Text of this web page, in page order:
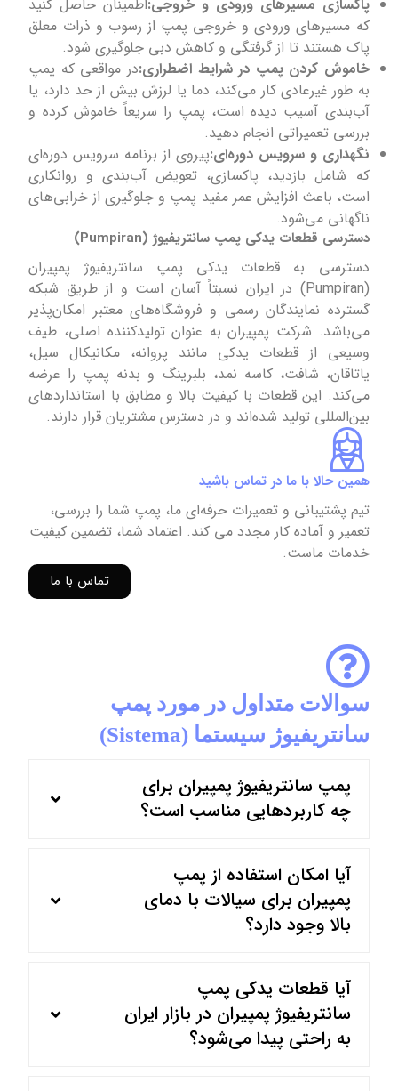
پاکسازی مسیرهای ورودی و خروجی:اطمینان حاصل کنید
که مسیرهای ورودی و خروجی پمپ از رسوب و ذرات معلق
پاک هستند تا از گرفتگی و کاهش دبی جلوگیری شود.
خاموش کردن پمپ در شرایط اضطراری:در مواقعی که پمپ
به طور غیرعادی کار می‌کند، دما یا لرزش بیش از حد دارد، یا
آب‌بندی آسیب دیده است، پمپ را سریعاً خاموش کرده و
بررسی تعمیراتی انجام دهید.
نگهداری و سرویس دوره‌ای:پیروی از برنامه سرویس دوره‌ای
که شامل بازدید، پاکسازی، تعویض آب‌بندی و روانکاری
است، باعث افزایش عمر مفید پمپ و جلوگیری از خرابی‌های
ناگهانی می‌شود.
دسترسی قطعات یدکی پمپ سانتریفیوژ (Pumpiran)
دسترسی به قطعات یدکی پمپ سانتریفیوژ پمپیران
(Pumpiran) در ایران نسبتاً آسان است و از طریق شبکه
گسترده نمایندگان رسمی و فروشگاه‌های معتبر امکان‌پذیر
می‌باشد. شرکت پمپیران به عنوان تولیدکننده اصلی، طیف
وسیعی از قطعات یدکی مانند پروانه، مکانیکال سیل،
یاتاقان، شافت، کاسه نمد، بلبرینگ و بدنه پمپ را عرضه
می‌کند. این قطعات با کیفیت بالا و مطابق با استانداردهای
بین‌المللی تولید شده‌اند و در دسترس مشتریان قرار دارند.
همین حالا با ما در تماس باشید
تیم پشتیبانی و تعمیرات حرفه‌ای ما، پمپ شما را بررسی،
تعمیر و آماده کار مجدد می کند. اعتماد شما، تضمین کیفیت
خدمات ماست.
تماس با ما
سوالات متداول در مورد پمپ
سانتریفیوژ سیستما (Sistema)
پمپ سانتریفیوژ پمپیران برای
چه کاربردهایی مناسب است؟
آیا امکان استفاده از پمپ
پمپیران برای سیالات با دمای
بالا وجود دارد؟
آیا قطعات یدکی پمپ
سانتریفیوژ پمپیران در بازار ایران
به راحتی پیدا می‌شود؟